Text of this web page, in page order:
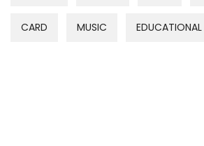
CARD MUSIC EDUCATIONAL